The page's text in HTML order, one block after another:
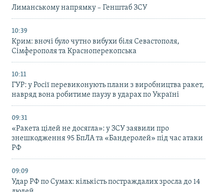
Лиманському напрямку – Генштаб ЗСУ
10:39
Крим: вночі було чутно вибухи біля Севастополя,
Сімферополя та Красноперекопська
10:11
ГУР: у Росії перевиконують плани з виробництва ракет,
навряд вона робитиме паузу в ударах по Україні
09:31
«Ракета цілей не досягла»: у ЗСУ заявили про
знешкодження 95 БпЛА та «Бандеролей» під час атаки
РФ
09:09
Удар РФ по Сумах: кількість постраждалих зросла до 14